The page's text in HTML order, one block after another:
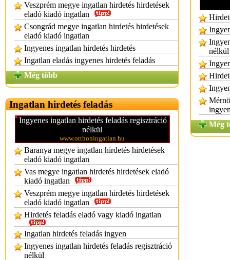
Veszprém megye ingatlan hirdetés hirdetések
eladó kiadó ingatlan
Csongrád megye ingatlan hirdetés hirdetések
eladó kiadó ingatlan
Ingyenes ingatlan hirdetés hirdetés
Ingatlan eladás ingyenes hirdetés feladás
Még több
Ingatlan hirdetés feladás
Ingyenes ingatlan hirdetés feladás regisztráció
nélkül
www.otthoningatlan.hu
Baranya megye ingatlan hirdetés hirdetések
eladó kiadó ingatlan
Vas megye ingatlan hirdetés hirdetések eladó
kiadó ingatlan
Veszprém megye ingatlan hirdetés hirdetések
eladó kiadó ingatlan
Hirdetés feladás eladó vagy kiadó ingatlan
Ingatlan hirdetés feladás ingyen
Ingyenes ingatlan hirdetés feladás regisztráció
nélkül
nélkül
Még